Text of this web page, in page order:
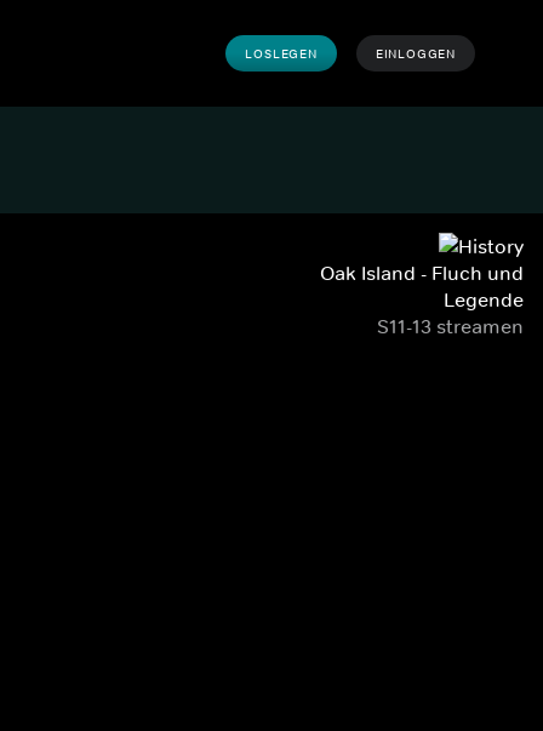
LOSLEGEN EINLOGGEN
Oak Island - Fluch und
Legende
S11-13 streamen